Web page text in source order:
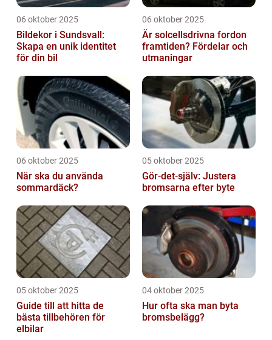
06 oktober 2025
Bildekor i Sundsvall:
Skapa en unik identitet
för din bil
06 oktober 2025
Är solcellsdrivna fordon
framtiden? Fördelar och
utmaningar
06 oktober 2025
När ska du använda
sommardäck?
05 oktober 2025
Gör-det-själv: Justera
bromsarna efter byte
05 oktober 2025
Guide till att hitta de
bästa tillbehören för
elbilar
04 oktober 2025
Hur ofta ska man byta
bromsbelägg?